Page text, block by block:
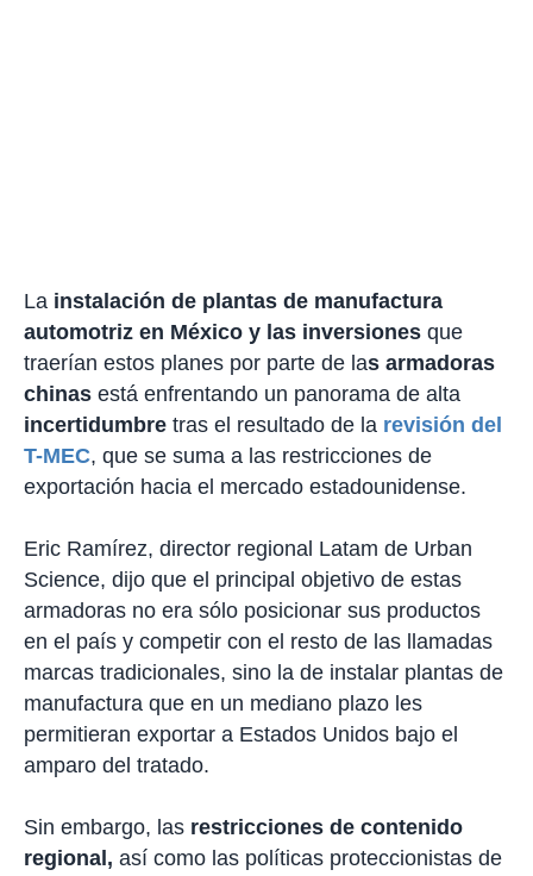
La instalación de plantas de manufactura
automotriz en México y las inversiones que
traerían estos planes por parte de las armadoras
chinas está enfrentando un panorama de alta
incertidumbre tras el resultado de la revisión del
T-MEC, que se suma a las restricciones de
exportación hacia el mercado estadounidense.
Eric Ramírez, director regional Latam de Urban
Science, dijo que el principal objetivo de estas
armadoras no era sólo posicionar sus productos
en el país y competir con el resto de las llamadas
marcas tradicionales, sino la de instalar plantas de
manufactura que en un mediano plazo les
permitieran exportar a Estados Unidos bajo el
amparo del tratado.
Sin embargo, las restricciones de contenido
regional, así como las políticas proteccionistas de